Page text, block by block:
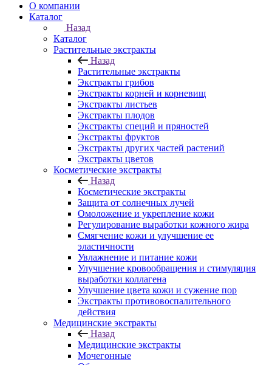
О компании
Каталог
Назад
Каталог
Растительные экстракты
Назад
Растительные экстракты
Экстракты грибов
Экстракты корней и корневищ
Экстракты листьев
Экстракты плодов
Экстракты специй и пряностей
Экстракты фруктов
Экстракты других частей растений
Экстракты цветов
Косметические экстракты
Назад
Косметические экстракты
Защита от солнечных лучей
Омоложение и укрепление кожи
Регулирование выработки кожного жира
Смягчение кожи и улучшение ее
эластичности
Увлажнение и питание кожи
Улучшение кровообращения и стимуляция
выработки коллагена
Улучшение цвета кожи и сужение пор
Экстракты противовоспалительного
действия
Медицинские экстракты
Назад
Медицинские экстракты
Мочегонные